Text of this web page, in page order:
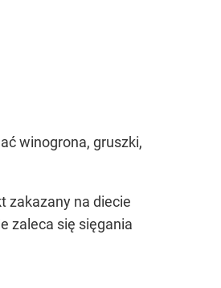
winogrona, gruszki,
zakazany na diecie
zaleca się sięgania